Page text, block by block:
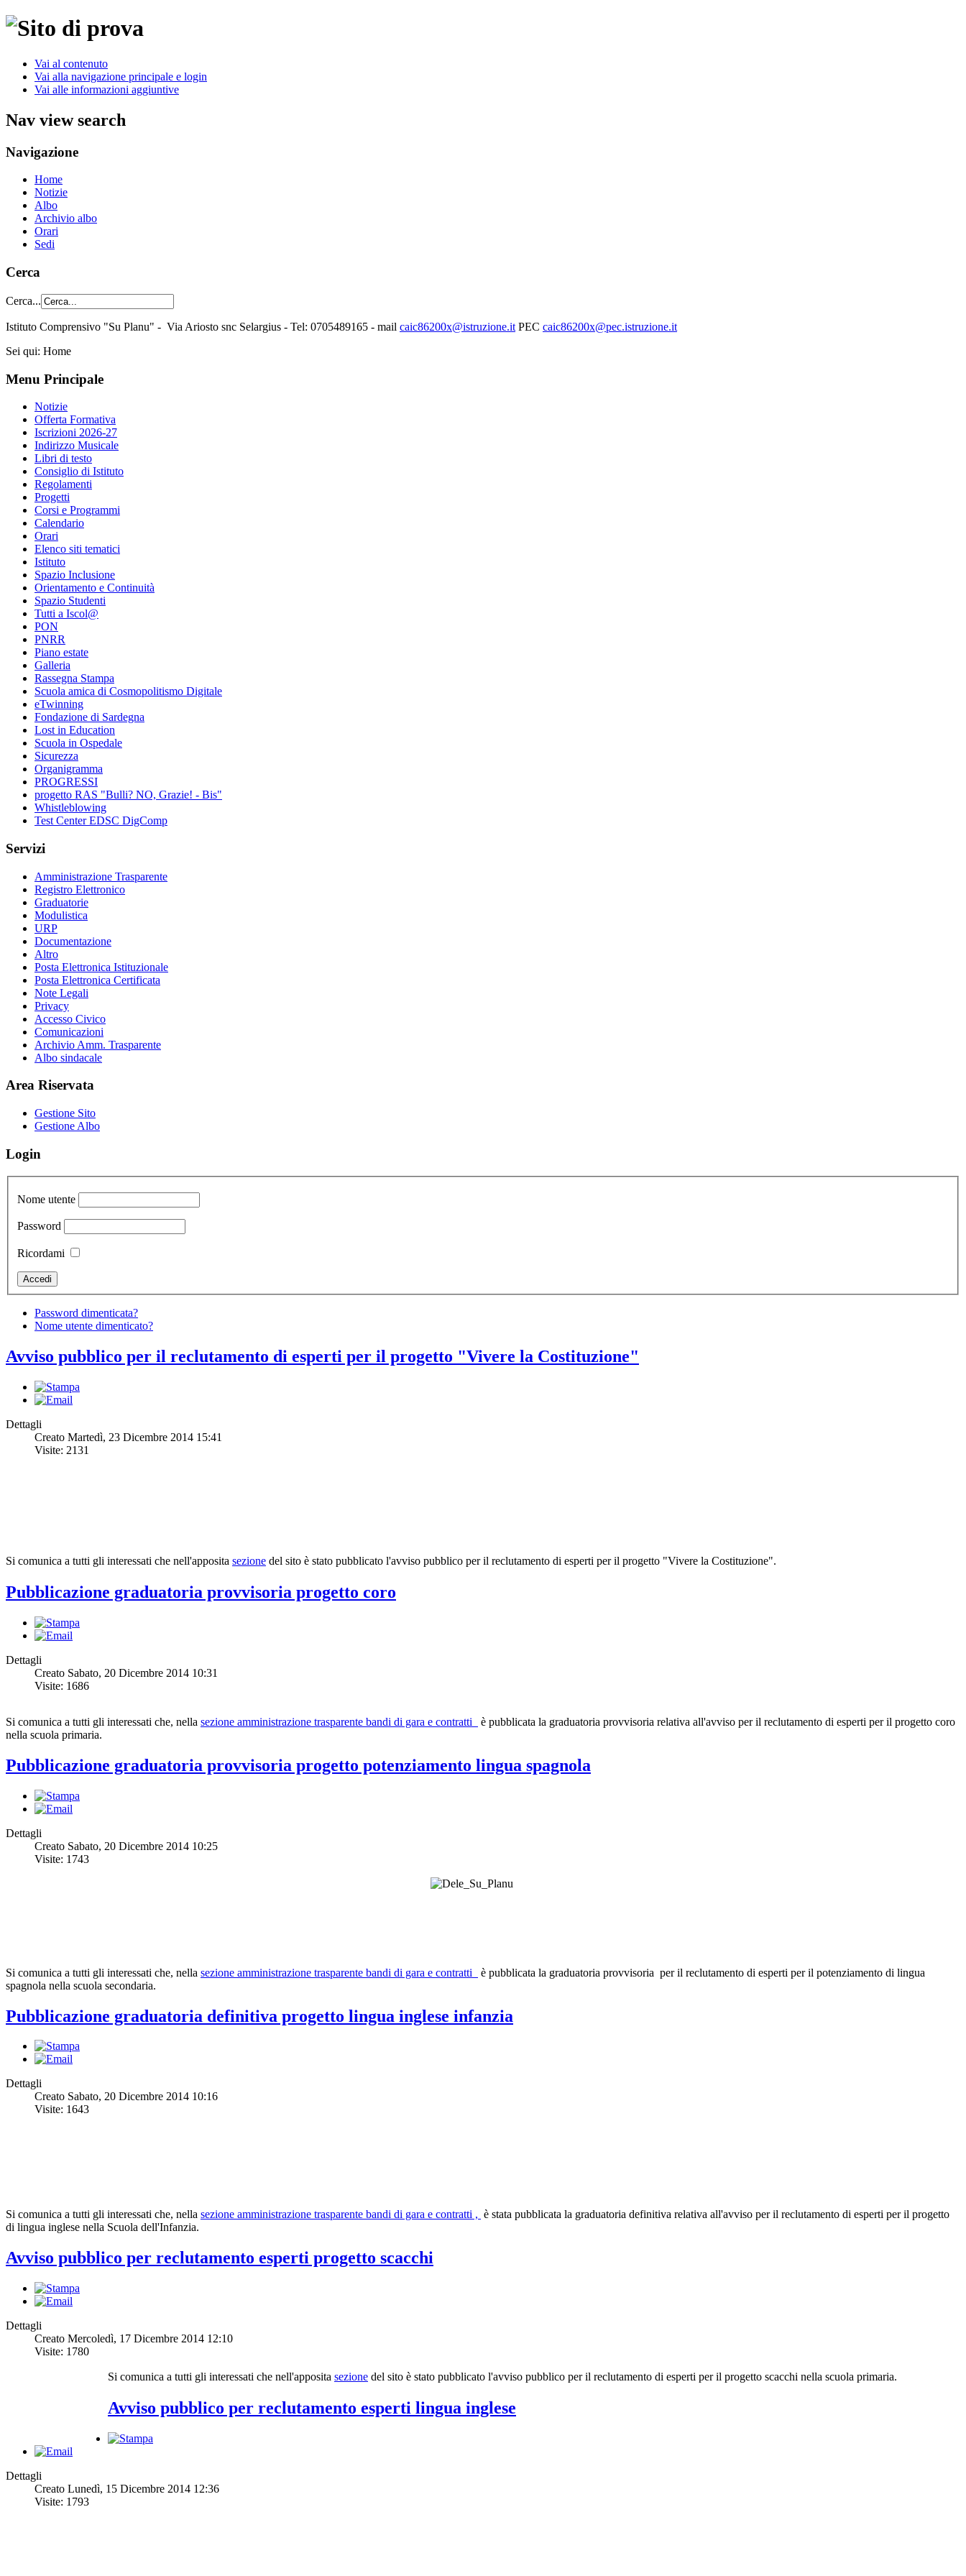
Vai al contenuto
Vai alla navigazione principale e login
Vai alle informazioni aggiuntive
Nav view search
Navigazione
Home
Notizie
Albo
Archivio albo
Orari
Sedi
Cerca
Cerca...
Istituto Comprensivo "Su Planu" - Via Ariosto snc Selargius - Tel: 0705489165 - mail caic86200x@istruzione.it PEC caic86200x@pec.istruzione.it
Sei qui: Home
Menu Principale
Notizie
Offerta Formativa
Iscrizioni 2026-27
Indirizzo Musicale
Libri di testo
Consiglio di Istituto
Regolamenti
Progetti
Corsi e Programmi
Calendario
Orari
Elenco siti tematici
Istituto
Spazio Inclusione
Orientamento e Continuità
Spazio Studenti
Tutti a Iscol@
PON
PNRR
Piano estate
Galleria
Rassegna Stampa
Scuola amica di Cosmopolitismo Digitale
eTwinning
Fondazione di Sardegna
Lost in Education
Scuola in Ospedale
Sicurezza
Organigramma
PROGRESSI
progetto RAS "Bulli? NO, Grazie! - Bis"
Whistleblowing
Test Center EDSC DigComp
Servizi
Amministrazione Trasparente
Registro Elettronico
Graduatorie
Modulistica
URP
Documentazione
Altro
Posta Elettronica Istituzionale
Posta Elettronica Certificata
Note Legali
Privacy
Accesso Civico
Comunicazioni
Archivio Amm. Trasparente
Albo sindacale
Area Riservata
Gestione Sito
Gestione Albo
Login
Nome utente
Password
Ricordami
Password dimenticata?
Nome utente dimenticato?
Avviso pubblico per il reclutamento di esperti per il progetto "Vivere la Costituzione"
Dettagli
Creato Martedì, 23 Dicembre 2014 15:41
Visite: 2131
Si comunica a tutti gli interessati che nell'apposita sezione del sito è stato pubblicato l'avviso pubblico per il reclutamento di esperti per il progetto "Vivere la Costituzione".
Pubblicazione graduatoria provvisoria progetto coro
Dettagli
Creato Sabato, 20 Dicembre 2014 10:31
Visite: 1686
Si comunica a tutti gli interessati che, nella sezione amministrazione trasparente bandi di gara e contratti
è pubblicata la graduatoria provvisoria relativa all'avviso per il reclutamento di esperti per il progetto coro
nella scuola primaria.
Pubblicazione graduatoria provvisoria progetto potenziamento lingua spagnola
Dettagli
Creato Sabato, 20 Dicembre 2014 10:25
Visite: 1743
Si comunica a tutti gli interessati che, nella sezione amministrazione trasparente bandi di gara e contratti
è pubblicata la graduatoria provvisoria per il reclutamento di esperti per il potenziamento di lingua
spagnola nella scuola secondaria.
Pubblicazione graduatoria definitiva progetto lingua inglese infanzia
Dettagli
Creato Sabato, 20 Dicembre 2014 10:16
Visite: 1643
Si comunica a tutti gli interessati che, nella sezione amministrazione trasparente bandi di gara e contratti , è stata pubblicata la graduatoria definitiva relativa all'avviso per il reclutamento di esperti per il progetto
di lingua inglese nella Scuola dell'Infanzia.
Avviso pubblico per reclutamento esperti progetto scacchi
Dettagli
Creato Mercoledì, 17 Dicembre 2014 12:10
Visite: 1780
Si comunica a tutti gli interessati che nell'apposita sezione del sito è stato pubblicato l'avviso pubblico per il reclutamento di esperti per il progetto scacchi nella scuola primaria.
Avviso pubblico per reclutamento esperti lingua inglese
Dettagli
Creato Lunedì, 15 Dicembre 2014 12:36
Visite: 1793